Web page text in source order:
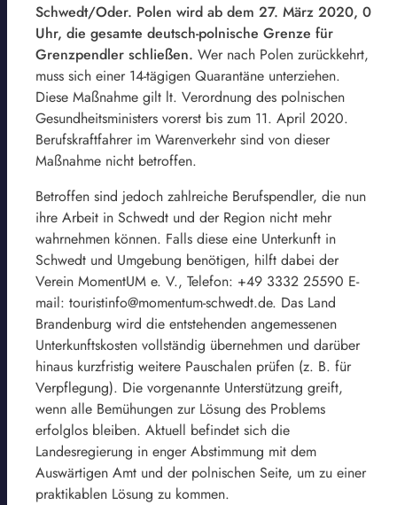
Schwedt/Oder. Polen wird ab dem 27. März 2020, 0
Uhr, die gesamte deutsch-polnische Grenze für
Grenzpendler schließen. Wer nach Polen zurückkehrt,
muss sich einer 14-tägigen Quarantäne unterziehen.
Diese Maßnahme gilt lt. Verordnung des polnischen
Gesundheitsministers vorerst bis zum 11. April 2020.
Berufskraftfahrer im Warenverkehr sind von dieser
Maßnahme nicht betroffen.
Betroffen sind jedoch zahlreiche Berufspendler, die nun
ihre Arbeit in Schwedt und der Region nicht mehr
wahrnehmen können. Falls diese eine Unterkunft in
Schwedt und Umgebung benötigen, hilft dabei der
Verein MomentUM e. V., Telefon: +49 3332 25590 E-
mail: touristinfo@momentum-schwedt.de. Das Land
Brandenburg wird die entstehenden angemessenen
Unterkunftskosten vollständig übernehmen und darüber
hinaus kurzfristig weitere Pauschalen prüfen (z. B. für
Verpflegung). Die vorgenannte Unterstützung greift,
wenn alle Bemühungen zur Lösung des Problems
erfolglos bleiben. Aktuell befindet sich die
Landesregierung in enger Abstimmung mit dem
Auswärtigen Amt und der polnischen Seite, um zu einer
praktikablen Lösung zu kommen.